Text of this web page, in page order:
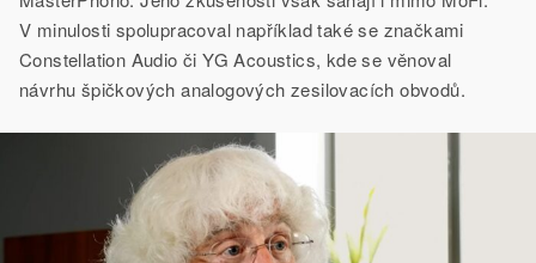
V minulosti spolupracoval například také se značkami
Constellation Audio či YG Acoustics, kde se věnoval
návrhu špičkových analogových zesilovacích obvodů.